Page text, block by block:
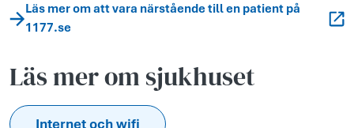
Läs mer om att vara närstående till en patient på
1177.se
Läs mer om sjukhuset
Internet och wifi